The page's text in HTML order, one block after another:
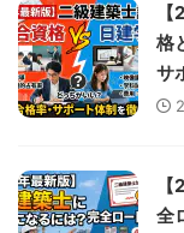
格
サ
全